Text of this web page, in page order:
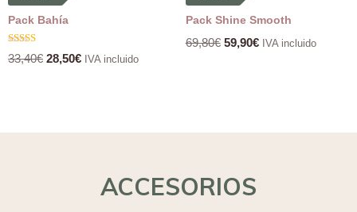
Pack Bahía
Valorado
con
33,40€ 28,50€ IVA incluido
Pack Shine Smooth
69,80€ 59,90€ IVA incluido
ACCESORIOS